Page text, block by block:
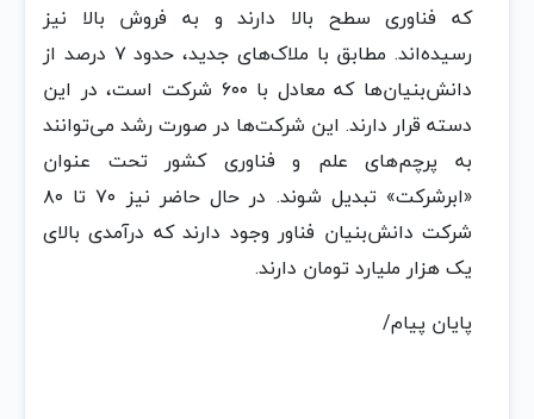
که فناوری سطح بالا دارند و به فروش بالا نیز
رسیده‌اند. مطابق با ملاک‌های جدید، حدود ۷ درصد از
دانش‌بنیان‌ها که معادل با ۶۰۰ شرکت است، در این
دسته قرار دارند. این شرکت‌ها در صورت رشد می‌توانند
به پرچم‌های علم و فناوری کشور تحت عنوان
«ابرشرکت» تبدیل شوند. در حال حاضر نیز ۷۰ تا ۸۰
شرکت دانش‌بنیان فناور وجود دارند که درآمدی بالای
یک هزار ملیارد تومان دارند.
پایان پیام/